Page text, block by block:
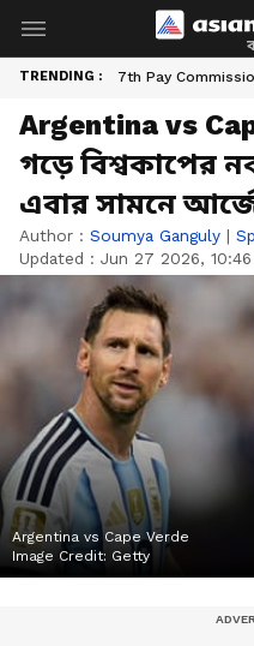
TRENDING : 7th Pay
Argentina vs
গড়ে বিশ্বকাপের
এবার সামনে
Author : Soumya Ganguly |
Updated : Jun 27 2026,
Argentina vs Cape Verde
Image Credit: Getty